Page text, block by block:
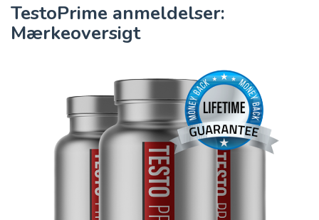
TestoPrime anmeldelser:
Mærkeoversigt